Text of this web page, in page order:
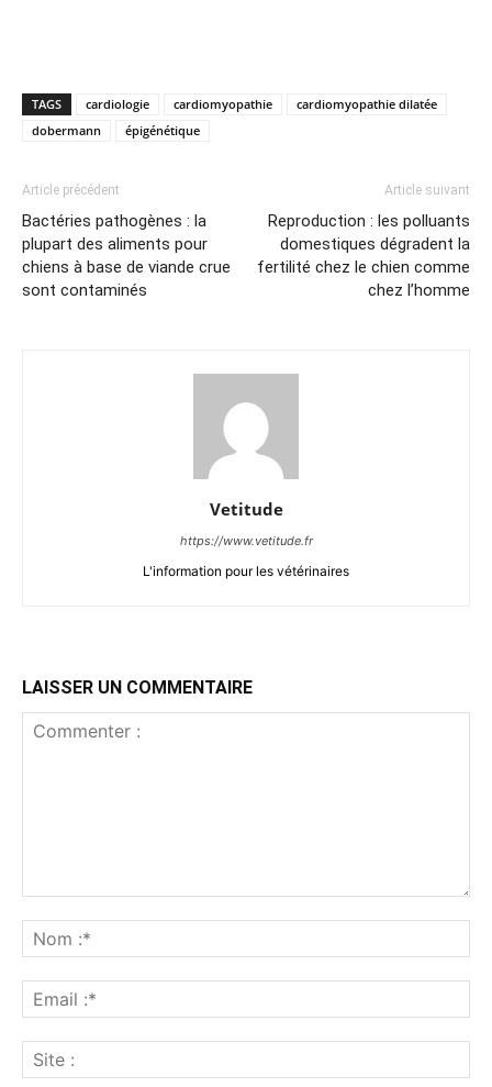
TAGS cardiologie cardiomyopathie
cardiomyopathie dilatée
dobermann
épigénétique
Article précédent
Bactéries pathogènes : la
plupart des aliments pour
chiens à base de viande crue
sont contaminés
Article suivant
Reproduction : les polluants
domestiques dégradent la
fertilité chez le chien comme
chez l’homme
Vetitude
https://www.vetitude.fr
L'information pour les vétérinaires
LAISSER UN COMMENTAIRE